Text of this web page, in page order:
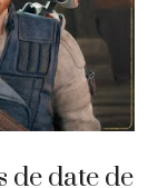
de date de